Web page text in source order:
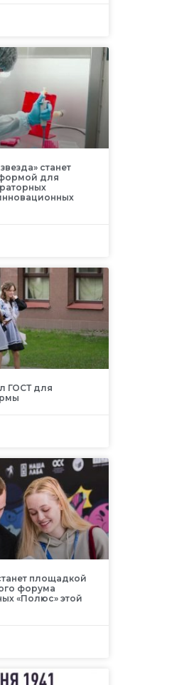
станет
для
ГОСТ для
площадкой
форума
«Полюс» этой